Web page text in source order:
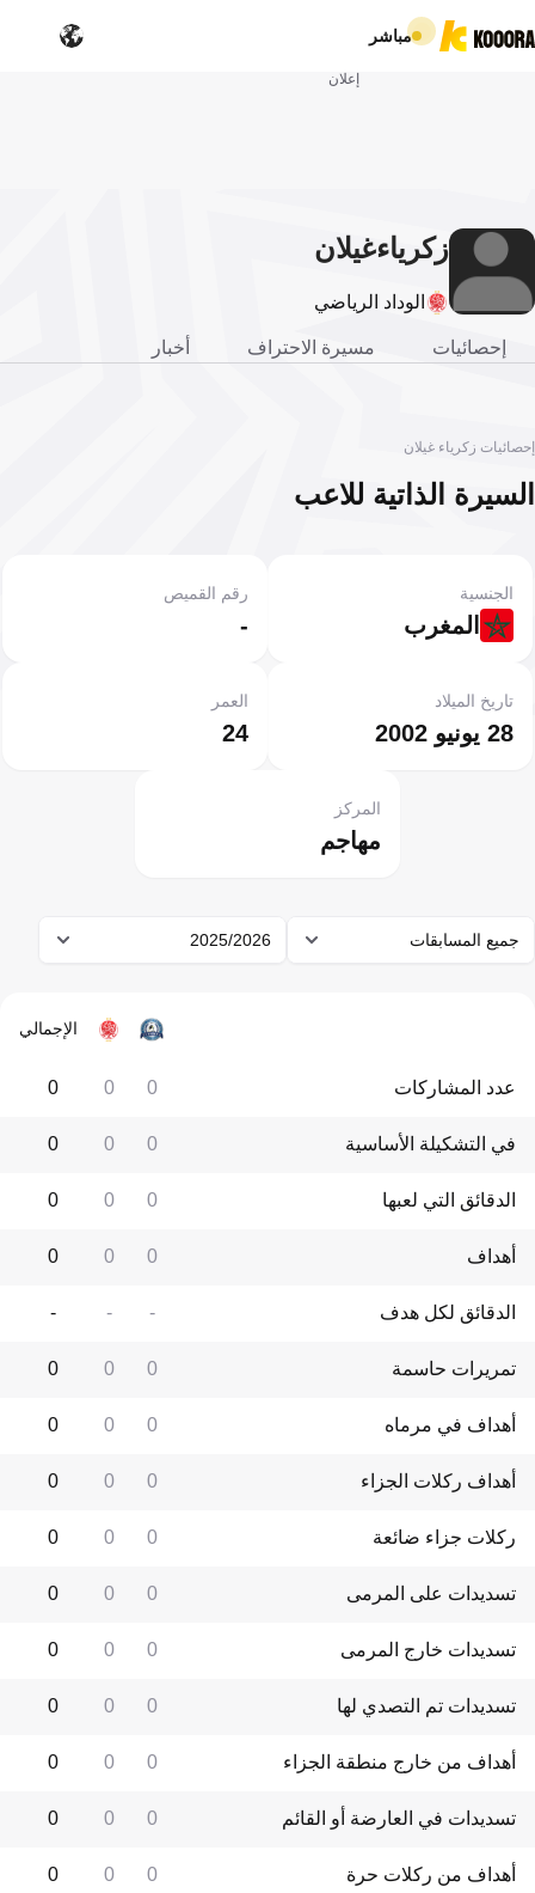
مباشر
إعلان
زكرياءغيلان
الوداد الرياضي
إحصائيات مسيرة الاحتراف أخبار
إحصائيات زكرياء غيلان
السيرة الذاتية للاعب
المغرب
الجنسية
-
رقم القميص
28 يونيو 2002
تاريخ الميلاد
24
العمر
مهاجم
المركز
جميع المسابقات 2025/2026
الإجمالي
عدد المشاركات 0
0
0
في التشكيلة الأساسية 0
0
0
الدقائق التي لعبها 0
0
0
أهداف 0
0
0
الدقائق لكل هدف -
-
-
تمريرات حاسمة 0
0
0
أهداف في مرماه 0
0
0
أهداف ركلات الجزاء 0
0
0
ركلات جزاء ضائعة 0
0
0
تسديدات على المرمى 0
0
0
تسديدات خارج المرمى 0
0
0
تسديدات تم التصدي لها 0
0
0
أهداف من خارج منطقة الجزاء 0
0
0
تسديدات في العارضة أو القائم 0
0
0
أهداف من ركلات حرة 0
0
0